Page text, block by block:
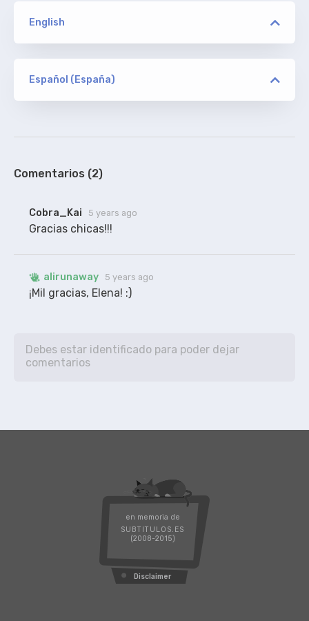
English
ION10/KINGS
ORIGINAL ElenaF
Español (España)
ION10/KINGS
Comentarios (2)
Cobra_Kai 5 years ago
Gracias chicas!!!
alirunaway 5 years ago
¡Mil gracias, Elena! :)
en memoria de
SUBTITULOS.ES
(2008-2015)
Disclaimer